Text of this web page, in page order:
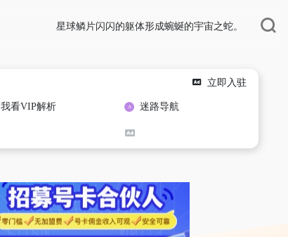
星球鳞片闪闪的躯体形成蜿蜒的宇宙之蛇。
立即入驻
我看VIP解析 迷路导航